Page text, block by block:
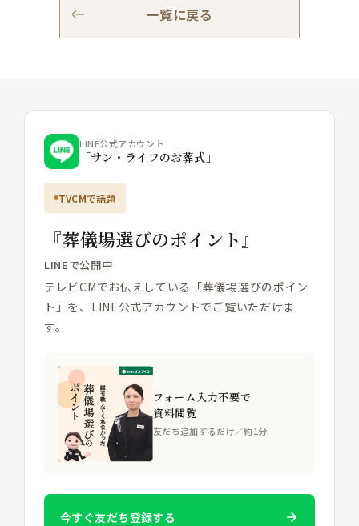
一覧に戻る
LINE公式アカウント
「サン・ライフのお葬式」
TVCMで話題
『葬儀場選びのポイント』
LINEで公開中
テレビCMでお伝えしている「葬儀場選びのポイン
ト」を、LINE公式アカウントでご覧いただけま
す。
フォーム入力不要で
資料閲覧
友だち追加するだけ／約1分
今すぐ友だち登録する